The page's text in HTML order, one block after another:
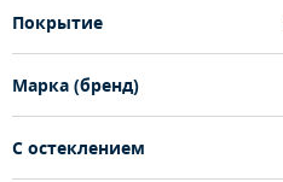
Покрытие
Марка (бренд)
С остеклением